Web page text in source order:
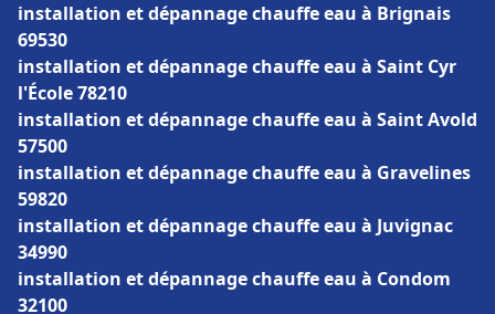
installation et dépannage chauffe eau à Brignais
69530
installation et dépannage chauffe eau à Saint Cyr
l'École 78210
installation et dépannage chauffe eau à Saint Avold
57500
installation et dépannage chauffe eau à Gravelines
59820
installation et dépannage chauffe eau à Juvignac
34990
installation et dépannage chauffe eau à Condom
32100